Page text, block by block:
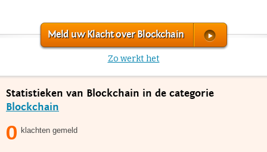
Meld uw Klacht over Blockchain
Zo werkt het
Statistieken van Blockchain in de categorie
Blockchain
0 klachten gemeld